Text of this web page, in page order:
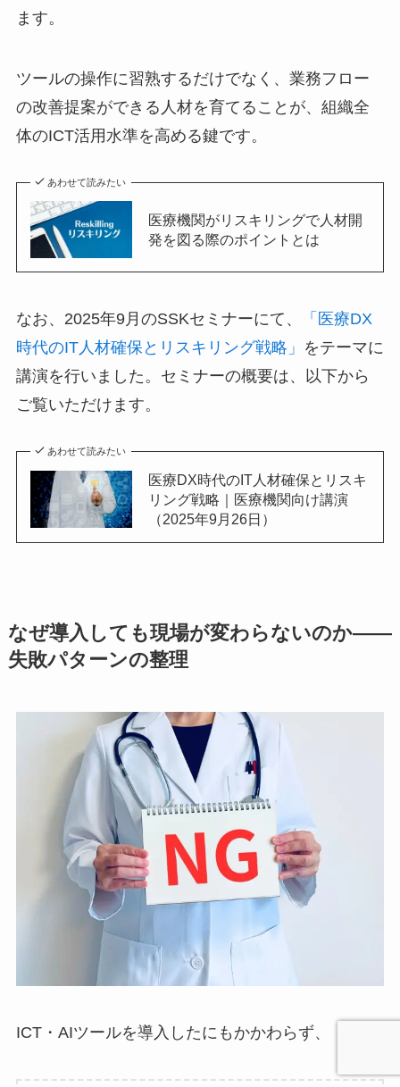
ます。
ツールの操作に習熟するだけでなく、業務フロー
の改善提案ができる人材を育てることが、組織全
体のICT活用水準を高める鍵です。
あわせて読みたい
医療機関がリスキリングで人材開
発を図る際のポイントとは
なお、2025年9月のSSKセミナーにて、
「医療DX
時代のIT人材確保とリスキリング戦略」 をテーマに
講演を行いました。セミナーの概要は、以下から
ご覧いただけます。
あわせて読みたい
医療DX時代のIT人材確保とリスキ
リング戦略｜医療機関向け講演
（2025年9月26日）
なぜ導入しても現場が変わらないのか——
失敗パターンの整理
ICT・AIツールを導入したにもかかわらず、